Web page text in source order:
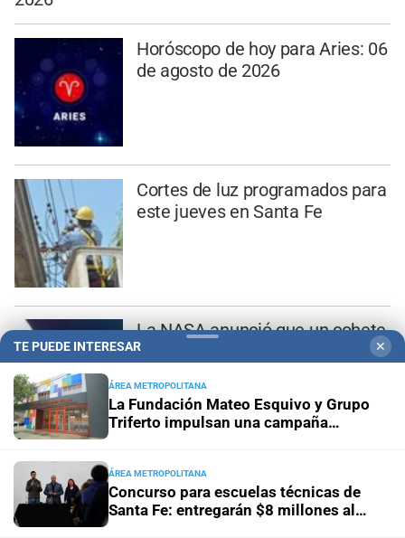
Horóscopo de hoy para Aries: 06
de agosto de 2026
Cortes de luz programados para
este jueves en Santa Fe
La NASA anunció que un cohete
de SpaceX impactó contra la
A cuánto asciende el fabuloso
pozo acumulado para el
próximo sorteo del Quini 6
TE PUEDE INTERESAR ✕
ÁREA METROPOLITANA
La Fundación Mateo Esquivo y Grupo
Triferto impulsan una campaña
cáncer
ÁREA METROPOLITANA
Concurso para escuelas técnicas de
Santa Fe: entregarán $8 millones al